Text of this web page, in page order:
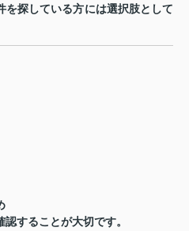
を探している方には選択肢として
認することが大切です。